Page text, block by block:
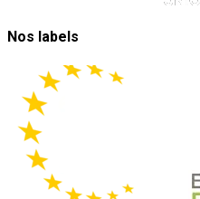
Nos labels